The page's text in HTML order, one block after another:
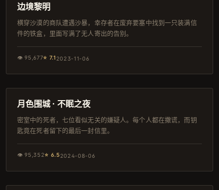
热播
边境黎明
横穿沙漠的商队遭遇沙暴，幸存者在废弃要塞中找到一只装满信
件的铁盒，里面写满了无人寄出的告别。
👁95,677⭐ 7.1 2023-11-06
院线
月色围城 · 不眠之夜
密室中的死者，七位看似无关的嫌疑人。每个人都在撒谎，而钥
匙竟在死者留下的最后一封信里。
👁95,352⭐ 6.52024-08-06